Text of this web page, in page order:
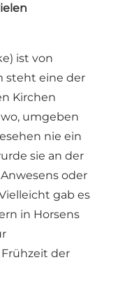
ist von
steht eine der
Kirchen
umgeben
nie ein
sie an der
oder
gab es
in Horsens
der